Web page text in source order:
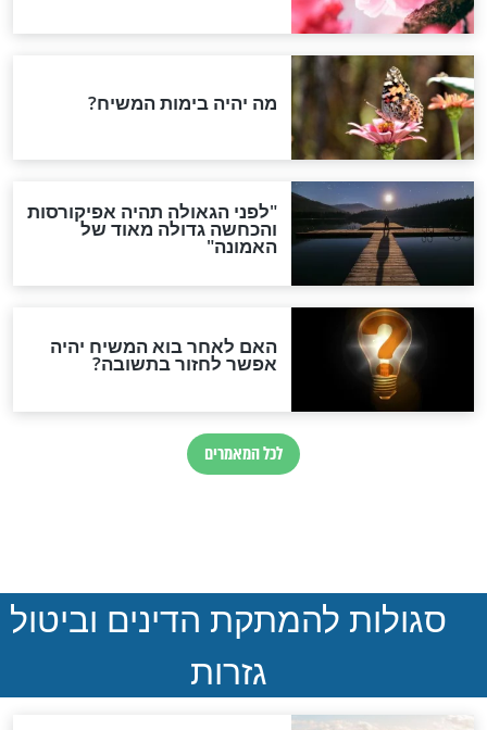
לאחותה את
השקלים שחסכה
חדשות יהדות
הותר לפרסום: לוחמי מילואים
נהרגו בדרום לבנון
ההסכם החשאי של טראמפ
ואיראן: בלי שקיפות ועם הרבה
סימני שאלה
במרתפי מוסקבה: כתב היד
הנדיר של הרשב"ם התגלה